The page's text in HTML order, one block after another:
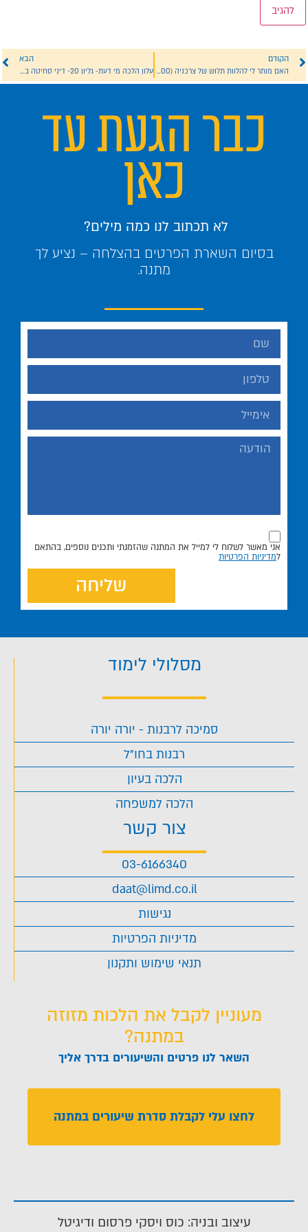
הקודם
האם מותר לי להלוות תלוש של צרכניה (100 ש"ח) תמורת מזומן (100 ש"ח)?
הבא
עלון הלכה מי דעת- גליון 20- דיני סחיטה בשבת
כבר הגעת עד
כאן
לא תכתוב לנו כמה מילים?
בסיום השארת הפרטים בהצלחה – נציע לך
מתנה.
אני מאשר לשלוח לי למייל את המתנה שהזמנתי ותכנים נוספים, בהתאם
למדיניות הפרטיות
שליחה
מסלולי לימוד
סמיכה לרבנות - יורה יורה
רבנות בחו"ל
הלכה בעיון
הלכה למשפחה
צור קשר
03-6166340
daat@limd.co.il
נגישות
מדיניות הפרטיות
תנאי שימוש ותקנון
מעוניין לקבל את הלכות מזוזה
במתנה?
השאר לנו פרטים והשיעורים בדרך אליך
לחצו עלי לקבלת סדרת שיעורים במתנה
עיצוב ובניה: כוס ויסקי פרסום ודיגיטל